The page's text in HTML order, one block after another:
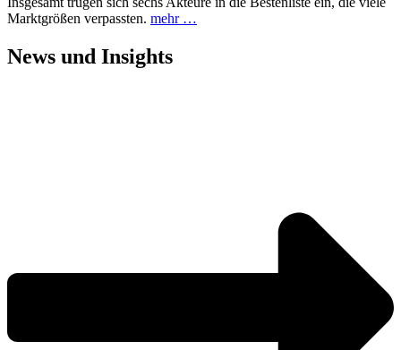
Marktgrößen verpassten. mehr …
News und Insights